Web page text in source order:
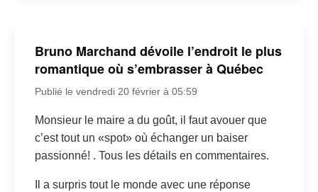
Bruno Marchand dévoile l’endroit le plus
romantique où s’embrasser à Québec
Publié le vendredi 20 février à 05:59
Monsieur le maire a du goût, il faut avouer que
c’est tout un «spot» où échanger un baiser
passionné! . Tous les détails en commentaires.
Il a surpris tout le monde avec une réponse